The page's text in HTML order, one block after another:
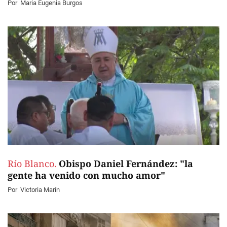
Por Maria Eugenia Burgos
Río Blanco. Obispo Daniel Fernández: "la
gente ha venido con mucho amor"
Por Victoria Marín